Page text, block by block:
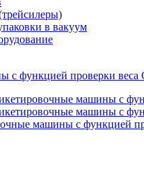
в вакуум
с функцией проверки
машины с
машины с
машины с функцией